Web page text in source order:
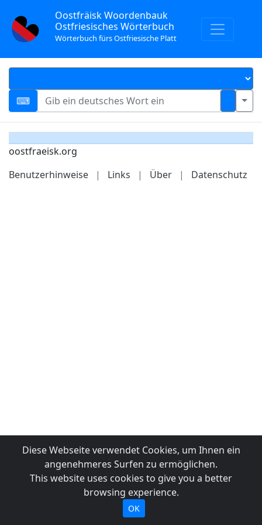
Oostfräisk Woordenbauk
Ostfriesisches Wörterbuch
Wörterbuch fürs Ostfriesische Platt
oostfraeisk.org
Benutzerhinweise
| Links | Über | Datenschutz
Diese Webseite verwendet Cookies, um Ihnen ein
angenehmeres Surfen zu ermöglichen.
This website uses cookies to give you a better
browsing experience.
OK